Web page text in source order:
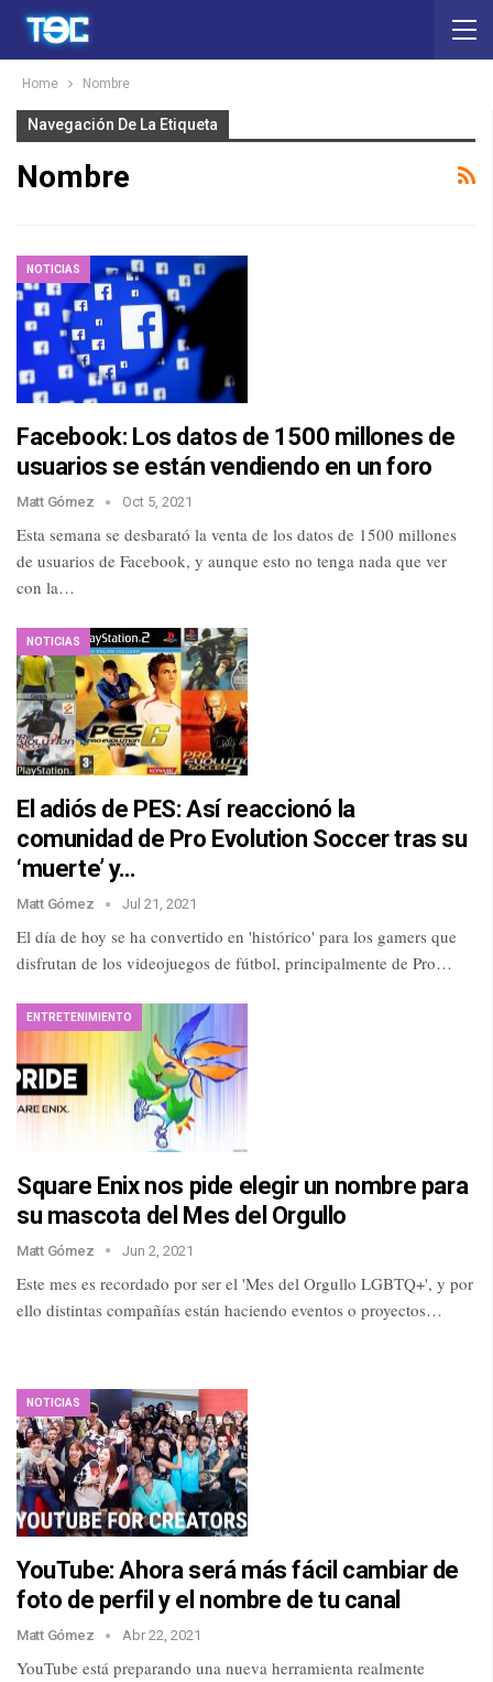
Home Nombre
Navegación De La Etiqueta
Nombre
NOTICIAS
Facebook: Los datos de 1500 millones de
usuarios se están vendiendo en un foro
Matt Gómez Oct 5, 2021
Esta semana se desbarató la venta de los datos de 1500 millones
de usuarios de Facebook, y aunque esto no tenga nada que ver
con la…
NOTICIAS
El adiós de PES: Así reaccionó la
comunidad de Pro Evolution Soccer tras su
‘muerte’ y…
Matt Gómez Jul 21, 2021
El día de hoy se ha convertido en 'histórico' para los gamers que
disfrutan de los videojuegos de fútbol, principalmente de Pro…
ENTRETENIMIENTO
Square Enix nos pide elegir un nombre para
su mascota del Mes del Orgullo
Matt Gómez Jun 2, 2021
Este mes es recordado por ser el 'Mes del Orgullo LGBTQ+', y por
ello distintas compañías están haciendo eventos o proyectos…
NOTICIAS
YouTube: Ahora será más fácil cambiar de
foto de perfil y el nombre de tu canal
Matt Gómez Abr 22, 2021
YouTube está preparando una nueva herramienta realmente